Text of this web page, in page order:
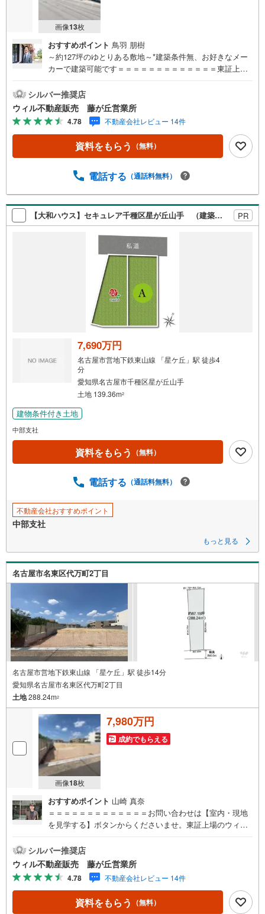
画像13枚
おすすめポイント 鳥羽 朋樹
～約127坪のゆとりある敷地～*建築条件無、お好きなメー
カーで建築可能です＝＝＝＝＝＝＝＝＝＝＝＝＝東証上場
ンもお任せ下さい！年間800組以上を担当する専門部署が、
あなたの住宅ローンをお手伝い！リフォーム・リノベも併
せて相談可能！お子様連れのご家族も落ち着いてお話がで
きるよう、キッズスペースを設置しています。【営業時間
10:00-19:00】（年中無休）上記時間はお電話が繋がりやす
くなっております。ぜひお気軽にご連絡下さい！現地を見
よりご希望の日時をご記入いただけますとスムーズにご案
シルバー推奨店
ウィル不動産販売 藤が丘営業所
4.78 不動産会社レビュー 14件
資料をもらう （無料）
電話する （通話料無料）
【大和ハウス】セキュレア千種区星が丘山手 （建築条件付宅地分譲） PR
7,690万円
名古屋市営地下鉄東山線 「星ケ丘」駅 徒歩4
分
愛知県名古屋市千種区星が丘山手
土地 139.36m2
建物条件付き土地
中部支社
資料をもらう （無料）
電話する （通話料無料）
不動産会社おすすめポイント
中部支社
もっと見る
名古屋市名東区代万町2丁目
名古屋市営地下鉄東山線 「星ケ丘」駅 徒歩14分
愛知県名古屋市名東区代万町2丁目
土地288.24m2
画像18枚
7,980万円
成約でもらえる
おすすめポイント 山崎 真奈
＝＝＝＝＝＝＝＝＝＝＝＝＝お問い合わせは【室内・現地
を見学する】ボタンからくださいませ。東証上場のウィル
せ下さい！年間800組以上を担当する専門部署が、あなたの
住宅ローンをお手伝い！リフォーム・リノベも併せて相談
可能！お子様連れのご家族も落ち着いてお話ができるよ
う、キッズスペースを設置しています。【営業時間 10:00-1
9:00】（年中無休）上記時間はお電話が繋がりやすくなっ
ております。ぜひお気軽にご連絡下さい！
シルバー推奨店
ウィル不動産販売 藤が丘営業所
4.78 不動産会社レビュー 14件
資料をもらう （無料）